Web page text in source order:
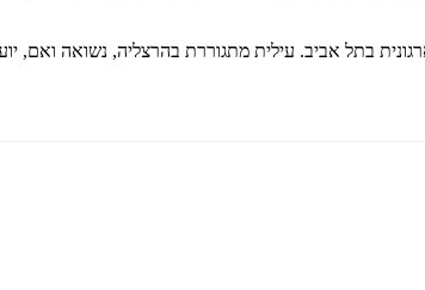
בתל אביב. עילית מתגוררת בהרצליה, נשואה ואם,